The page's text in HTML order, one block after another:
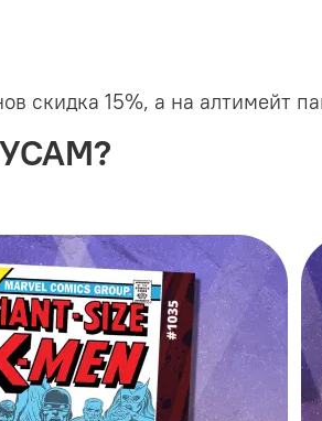
скидка 15%, а на алтимейт